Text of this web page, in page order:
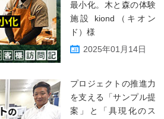
最小化。木と森の体験
施設 kiond（キオン
ド）様
2025年01月14日
プロジェクトの推進力
を支える「サンプル提
案」と「具現化のス